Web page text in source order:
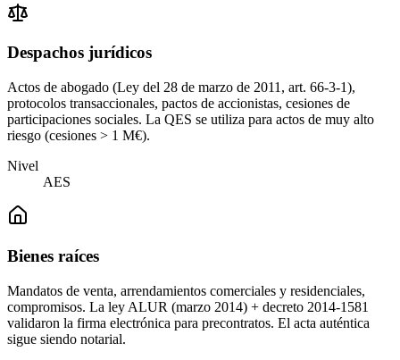
Despachos jurídicos
Actos de abogado (Ley del 28 de marzo de 2011, art. 66-3-1),
protocolos transaccionales, pactos de accionistas, cesiones de
participaciones sociales. La QES se utiliza para actos de muy alto
riesgo (cesiones > 1 M€).
Nivel
AES
Bienes raíces
Mandatos de venta, arrendamientos comerciales y residenciales,
compromisos. La ley ALUR (marzo 2014) + decreto 2014-1581
validaron la firma electrónica para precontratos. El acta auténtica
sigue siendo notarial.